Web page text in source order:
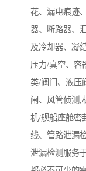
花、漏电痕迹
器、断路器、
及冷却器、凝
压力/真空、容
类/阀门、液压
闸、风管侦测,
机/舰船座舱密
线、管路泄漏
泄漏检测服务